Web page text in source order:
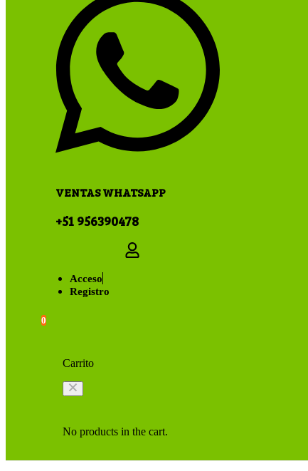
VENTAS WHATSAPP
+51 956390478
Acceso
Registro
0
Carrito
No products in the cart.